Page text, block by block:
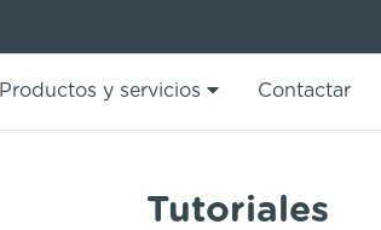
Productos y servicios Contactar
Tutoriales